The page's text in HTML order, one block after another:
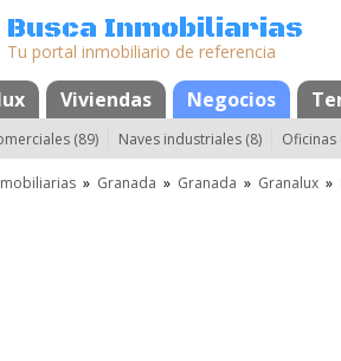
Busca Inmobiliarias
Tu portal inmobiliario de referencia
Viviendas Negocios
Favoritos
(89) Naves industriales (8) Oficinas
» Granada » Granada » Granalux »